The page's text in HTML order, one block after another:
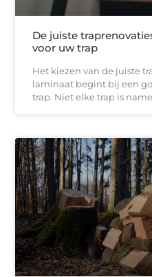
De juiste
voor uw trap
Het kiezen van de juiste
laminaat begint bij een
trap. Niet elke trap is